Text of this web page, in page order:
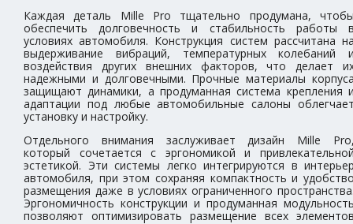
Каждая деталь Mille Pro тщательно продумана,
обеспечить долговечность и стабильность работы
условиях автомобиля. Конструкция систем рассчитана
выдерживание вибраций, температурных колебаний
воздействия других внешних факторов, что делает
надежными и долговечными. Прочные материалы
защищают динамики, а продуманная система крепления
адаптации под любые автомобильные салоны
установку и настройку.
Отдельного внимания заслуживает дизайн Mille
который сочетается с эргономикой и
эстетикой. Эти системы легко интегрируются в
автомобиля, при этом сохраняя компактность и
размещения даже в условиях ограниченного
Эргономичность конструкции и продуманная
позволяют оптимизировать размещение всех